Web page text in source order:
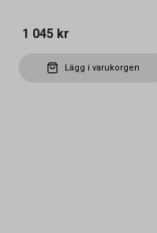
1 045 kr
Lägg i varukorgen